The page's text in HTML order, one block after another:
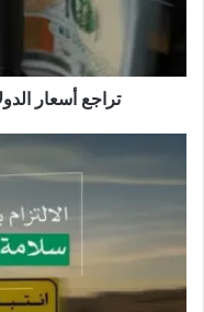
تراجع أسعار